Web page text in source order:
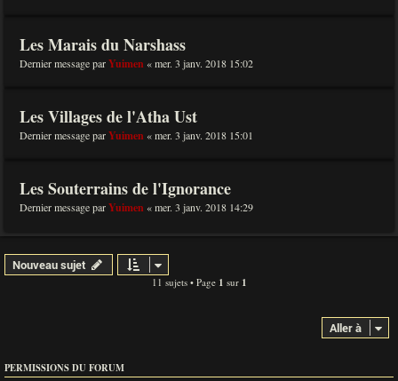
Les Marais du Narshass
Dernier message parYuimen «mer. 3 janv. 2018 15:02
Les Villages de l'Atha Ust
Dernier message parYuimen «mer. 3 janv. 2018 15:01
Les Souterrains de l'Ignorance
Dernier message parYuimen «mer. 3 janv. 2018 14:29
Nouveau sujet
11 sujets • Page 1 sur 1
Aller à
PERMISSIONS DU FORUM